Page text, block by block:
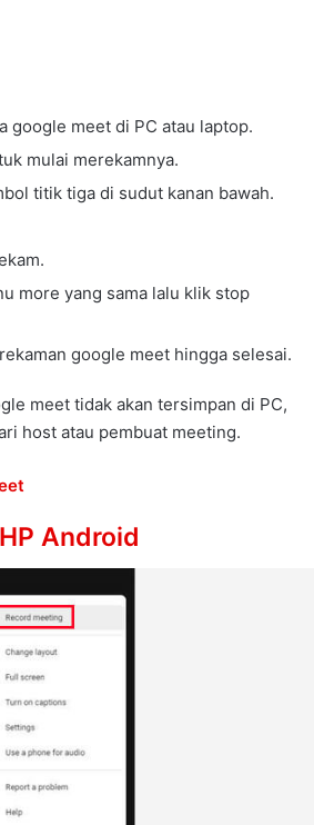
google meet di PC atau laptop.
mulai merekamnya.
titik tiga di sudut kanan bawah.
more yang sama lalu klik stop
google meet hingga selesai.
meet tidak akan tersimpan di PC,
host atau pembuat meeting.
Android